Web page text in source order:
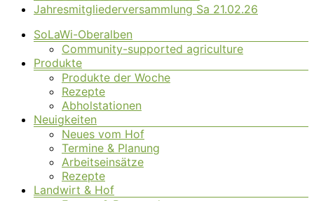
Landwirtschaft
Oberalben
Jahresmitgliederversammlung Sa 21.02.26
Menü SoLaWi-Oberalben
Community-supported agriculture
Produkte
Produkte der Woche
Rezepte
Abholstationen
Neuigkeiten
Neues vom Hof
Termine & Planung
Arbeitseinsätze
Rezepte
Landwirt & Hof